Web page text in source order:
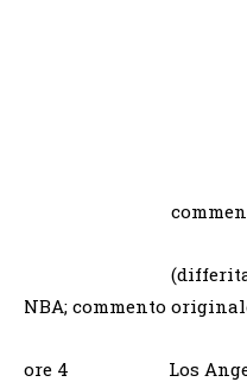
commento
(differita
NBA; commento
ore 4 Los Angeles